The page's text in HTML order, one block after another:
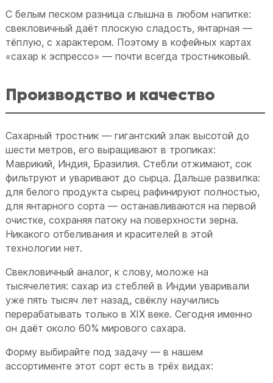
С белым песком разница слышна в любом напитке:
свекловичный даёт плоскую сладость, янтарная —
тёплую, с характером. Поэтому в кофейных картах
«сахар к эспрессо» — почти всегда тростниковый.
Производство и качество
Сахарный тростник — гигантский злак высотой до
шести метров, его выращивают в тропиках:
Маврикий, Индия, Бразилия. Стебли отжимают, сок
фильтруют и уваривают до сырца. Дальше развилка:
для белого продукта сырец рафинируют полностью,
для янтарного сорта — останавливаются на первой
очистке, сохраняя патоку на поверхности зерна.
Никакого отбеливания и красителей в этой
технологии нет.
Свекловичный аналог, к слову, моложе на
тысячелетия: сахар из стеблей в Индии уваривали
уже пять тысяч лет назад, свёклу научились
перерабатывать только в XIX веке. Сегодня именно
он даёт около 60% мирового сахара.
Форму выбирайте под задачу — в нашем
ассортименте этот сорт есть в трёх видах: